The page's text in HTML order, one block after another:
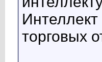
торговых